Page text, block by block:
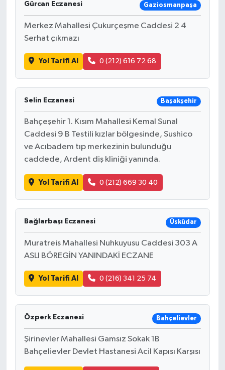
Gürcan Eczanesi Gaziosmanpaşa
Merkez Mahallesi Çukurçeşme Caddesi 2 4
Serhat çıkmazı
Yol Tarifi Al 0 (212) 616 72 68
Selin Eczanesi Başakşehir
Bahçeşehir 1. Kısım Mahallesi Kemal Sunal
Caddesi 9 B Testili kızlar bölgesinde, Sushico
ve Acıbadem tıp merkezinin bulunduğu
caddede, Ardent diş kliniği yanında.
Yol Tarifi Al 0 (212) 669 30 40
Bağlarbaşı Eczanesi Üsküdar
Muratreis Mahallesi Nuhkuyusu Caddesi 303 A
ASLI BÖREGİN YANINDAKİ ECZANE
Yol Tarifi Al 0 (216) 341 25 74
Özperk Eczanesi Bahçelievler
Şirinevler Mahallesi Gamsız Sokak 1B
Bahçelievler Devlet Hastanesi Acil Kapısı Karşısı